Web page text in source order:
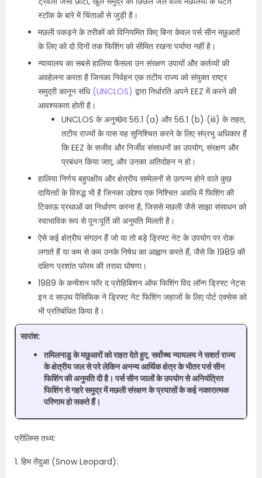
स्टॉक के बारे में चिंताओं से जुड़ी है।
मछली पकड़ने के तरीकों को विनियमित किए बिना केवल पर्स सीन मछुआरों
के लिए को दो दिनों तक फिशिंग को सीमित रखना पर्याप्त नहीं है।
न्यायालय का सबसे हालिया फैसला उन संरक्षण उपायों और कर्तव्यों की
अवहेलना करता है जिनका निर्वहन एक तटीय राज्य को संयुक्त राष्ट्र
समुद्री कानून संधि (UNCLOS) द्वारा निर्धारति अपने EEZ में करने की
आवश्यकता होती है।
UNCLOS के अनुच्छेद 56.1 (a) और 56.1 (b) (iii) के तहत,
तटीय राज्यों के पास यह सुनिश्चित करने के लिए संप्रभु अधिकार हैं
कि EEZ के सजीव और निर्जीव संसाधनों का उपयोग, संरक्षण और
प्रबंधन किया जाए, और उनका अतिदोहन न हो।
हालिया निर्णय बहुपक्षीय और क्षेत्रीय सम्मेलनों से उत्पन्न होने वाले कुछ
दायित्वों के विरुद्ध भी है जिनका उद्देश्य एक निश्चित अवधि में फिशिंग की
टिकाऊ प्रथाओं का निर्धारण करना है, जिससे मछली जैसे साझा संसाधन को
स्वाभाविक रूप से पुनःपूर्ति की अनुमति मिलती है।
ऐसे कई क्षेत्रीय संगठन हैं जो या तो बड़े ड्रिफ्ट नेट के उपयोग पर रोक
लगाते हैं या कम से कम उनके निषेध का आह्वान करते हैं, जैसे कि 1989 की
दक्षिण प्रशांत फोरम की तरावा घोषणा।
1989 के कन्वेंशन फॉर द प्रोहिबिशन ऑफ फिशिंग विद लॉन्ग ड्रिफ्ट नेट्स
इन द साउथ पैसिफिक ने ड्रिफ्ट नेट फिशिंग जहाजों के लिए पोर्ट एक्सेस को
भी प्रतिबंधित किया है।
सारांश:
तमिलनाडु के मछुआरों को राहत देते हुए, सर्वोच्च न्यायलय ने सशर्त राज्य
के क्षेत्रीय जल से परे लेकिन अनन्य आर्थिक क्षेत्र के भीतर पर्स सीन
फिशिंग की अनुमति दी है। पर्स सीन जालों के उपयोग से अनियंत्रित
फिशिंग से गहरे समुद्र में मछली संरक्षण के प्रयासों के कई नकारात्मक
परिणाम हो सकते हैं।
प्रीलिम्स तथ्य:
1. हिम तेंदुआ (Snow Leopard):